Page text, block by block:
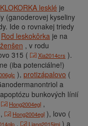
lesklé je
(ganoderovej kyseliny
Ide o rovnakej triedy
Rod leskokôrka je na
, v rodu
315 (
Xia2014crs ).
(iba potenciálne!)
), protizápalovo (
a
bunkových línií
Hong2004egl ,
, Hong2004egl ), lovo (
, Liang2015imi ) a